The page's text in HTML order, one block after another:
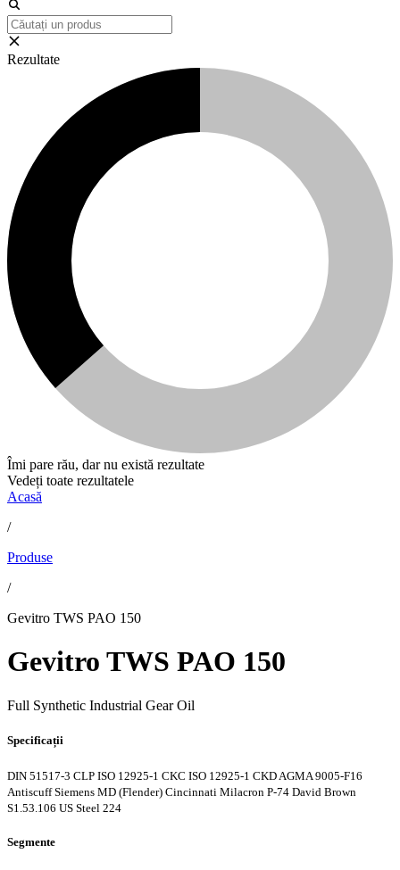
Rezultate
Îmi pare rău, dar nu există rezultate
Vedeți toate rezultatele
Acasă
/
Produse
/
Gevitro TWS PAO 150
Gevitro TWS PAO 150
Full Synthetic Industrial Gear Oil
Specificații
DIN 51517-3 CLP ISO 12925-1 CKC ISO 12925-1 CKDAGMA 9005-F16
AntiscuffSiemens MD (Flender) Cincinnati Milacron P-74 David Brown
S1.53.106 US Steel 224
Segmente